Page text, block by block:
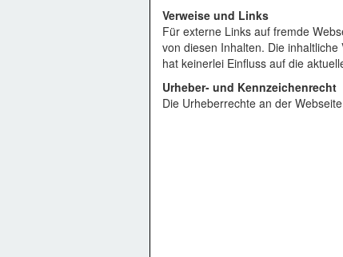
Verweise und Links
Für externe Links auf fremde
von diesen Inhalten. Die
hat keinerlei Einfluss auf die
Urheber- und Kennzeichenrecht
Die Urheberrechte an der